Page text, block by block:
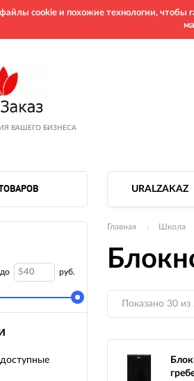
cookie и похожие технологии, чтобы
ВАШЕГО БИЗНЕСА
до руб.
URALZAKAZ
Главная Школа
Показано 30 из